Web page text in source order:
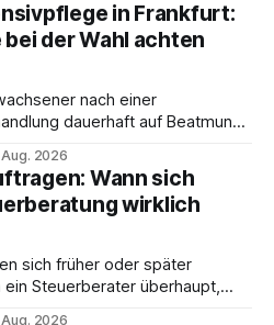
in Frankfurt:
der Wahl achten
nach einer
dauerhaft auf Beatmung
Familien eine schwierige
dauerhaft in der Klinik bleiben –
möglich? Die außerklinische
diese Alternative: Sie
2026
Wann sich
wirklich
sich früher oder später
Steuerberater überhaupt,
2026